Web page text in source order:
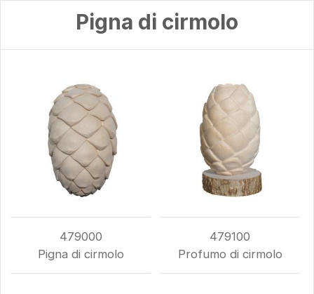
Pigna di cirmolo
479000
Pigna di cirmolo
479100
Profumo di cirmolo